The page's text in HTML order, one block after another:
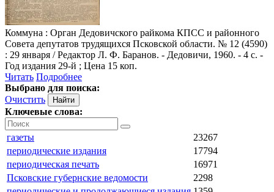
Коммуна : Орган Дедовичского райкома КПСС и районного
Совета депутатов трудящихся Псковской области. № 12 (4590)
: 29 января / Редактор Л. Ф. Баранов. - Дедовичи, 1960. - 4 с. -
Год издания 29-й ; Цена 15 коп.
Читать Подробнее
Выбрано для поиска:
Очистить
Ключевые слова:
газеты
23267
периодические издания
17794
периодическая печать
16971
Псковские губернские ведомости
2298